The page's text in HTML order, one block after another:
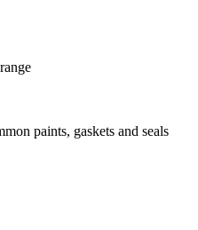
paints, gaskets and seals